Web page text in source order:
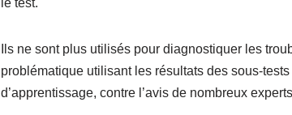
le test.
Ils ne sont plus utilisés pour diagnostiquer les
problématique utilisant les résultats des sous-
d’apprentissage, contre l’avis de nombreux